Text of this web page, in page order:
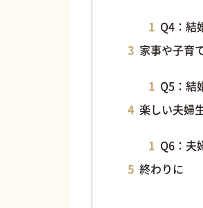
Q4：結
家事や子育
Q5：結
楽しい夫婦
Q6：夫
終わりに